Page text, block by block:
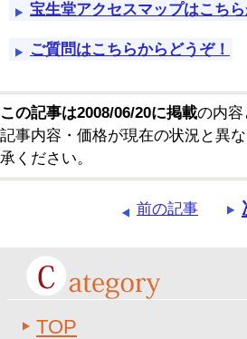
宝生堂アクセスマップはこちら
ご質問はこちらからどうぞ！
この記事は2008/06/20に掲載の内容
記事内容・価格が現在の状況と異
承ください。
前の記事
TOP